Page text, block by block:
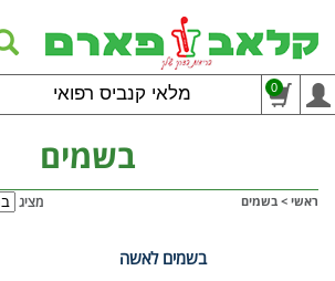
נגישות
אתר
המרכזי
מלאי קנביס רפואי 0
בשמים
ראשי > בשמים מציג
בשמים לאשה